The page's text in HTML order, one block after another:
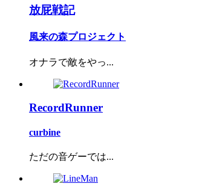
放屁戦記
風来の森プロジェクト
オナラで敵をやっ...
RecordRunner
curbine
ただの音ゲーでは...